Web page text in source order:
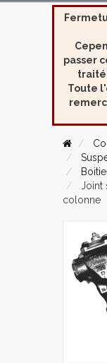
passer
Toute
Joint
colonne